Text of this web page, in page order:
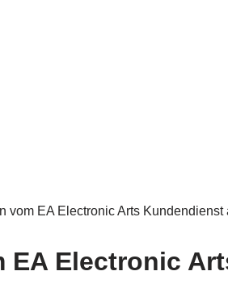
EA Electronic Arts
EA Electronic